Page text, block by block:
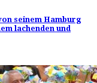
seinem Hamburg
lachenden und